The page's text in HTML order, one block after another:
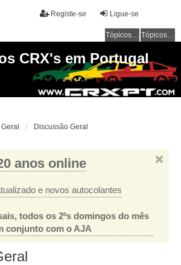
Ligue-se
Registe-se
Tópicos sem resposta Tópicos ativos
CRX's em Portugal
Geral Discussão Geral
anos online
e novos autocolantes
todos os 2ºs domingos do mês
conjunto com o AJA